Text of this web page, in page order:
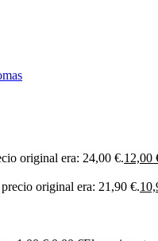
original era: 24,00 €.12,00
original era: 21,90 €.